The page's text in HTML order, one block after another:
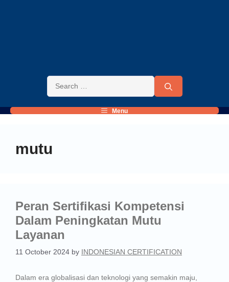
Menu
mutu
Peran Sertifikasi Kompetensi
Dalam Peningkatan Mutu
Layanan
11 October 2024 by INDONESIAN CERTIFICATION
Dalam era globalisasi dan teknologi yang semakin maju,